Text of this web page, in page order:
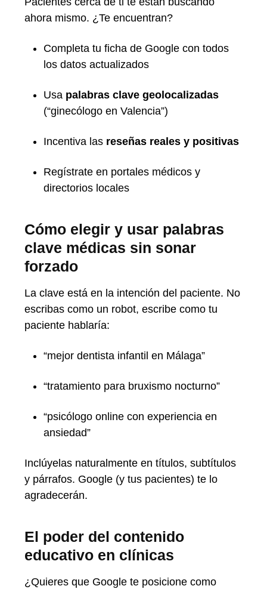
ahora mismo. ¿Te encuentran?
Completa tu ficha de Google con todos
los datos actualizados
Usa palabras clave geolocalizadas
(“ginecólogo en Valencia”)
Incentiva las reseñas reales y positivas
Regístrate en portales médicos y
directorios locales
Cómo elegir y usar palabras
clave médicas sin sonar
forzado
La clave está en la intención del paciente. No
escribas como un robot, escribe como tu
paciente hablaría:
“mejor dentista infantil en Málaga”
“tratamiento para bruxismo nocturno”
“psicólogo online con experiencia en
ansiedad”
Inclúyelas naturalmente en títulos, subtítulos
y párrafos. Google (y tus pacientes) te lo
agradecerán.
El poder del contenido
educativo en clínicas
¿Quieres que Google te posicione como